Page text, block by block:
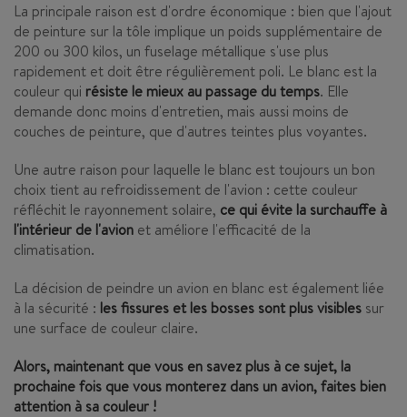
La principale raison est d'ordre économique : bien que l'ajout
de peinture sur la tôle implique un poids supplémentaire de
200 ou 300 kilos, un fuselage métallique s'use plus
rapidement et doit être régulièrement poli. Le blanc est la
couleur qui résiste le mieux au passage du temps. Elle
demande donc moins d'entretien, mais aussi moins de
couches de peinture, que d'autres teintes plus voyantes.
Une autre raison pour laquelle le blanc est toujours un bon
choix tient au refroidissement de l'avion : cette couleur
réfléchit le rayonnement solaire, ce qui évite la surchauffe à
l'intérieur de l'avion et améliore l'efficacité de la
climatisation.
La décision de peindre un avion en blanc est également liée
à la sécurité : les fissures et les bosses sont plus visibles sur
une surface de couleur claire.
Alors, maintenant que vous en savez plus à ce sujet, la
prochaine fois que vous monterez dans un avion, faites bien
attention à sa couleur !